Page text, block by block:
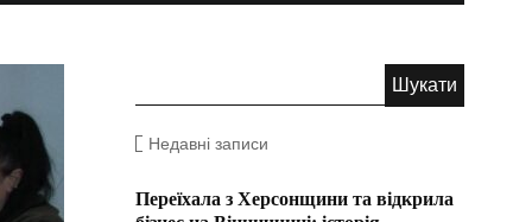
Недавні записи
Переїхала з Херсонщини та відкрила